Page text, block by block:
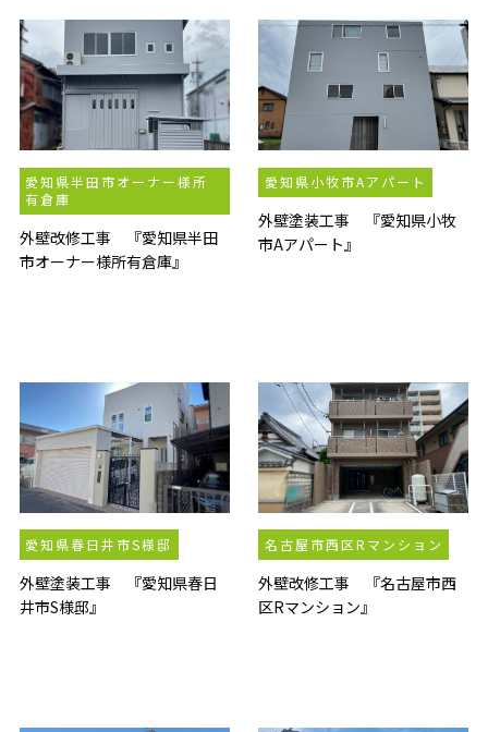
愛知県半田市オーナー様所
有倉庫
外壁改修工事 『愛知県半田
市オーナー様所有倉庫』
愛知県小牧市Aアパート
外壁塗装工事 『愛知県小牧
市Aアパート』
愛知県春日井市S様邸
外壁塗装工事 『愛知県春日
井市S様邸』
名古屋市西区Rマンション
外壁改修工事 『名古屋市西
区Rマンション』